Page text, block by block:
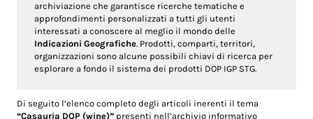
archiviazione che garantisce ricerche tematiche e
approfondimenti personalizzati a tutti gli utenti
interessati a conoscere al meglio il mondo delle
Indicazioni Geografiche. Prodotti, comparti, territori,
organizzazioni sono alcune possibili chiavi di ricerca per
esplorare a fondo il sistema dei prodotti DOP IGP STG.
Di seguito l’elenco completo degli articoli inerenti il tema
“Casauria DOP (wine)” presenti nell’archivio informativo